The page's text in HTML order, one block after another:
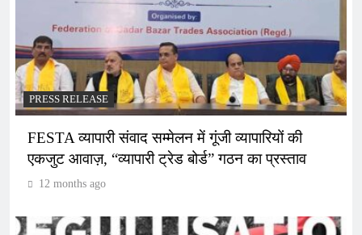
PRESS RELEASE
FESTA व्यापारी संवाद सम्मेलन में गूंजी व्यापारियों की
एकजुट आवाज़, “व्यापारी ट्रेड बोर्ड” गठन का प्रस्ताव
12 months ago